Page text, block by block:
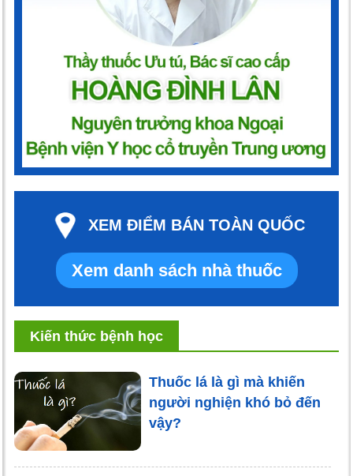
XEM ĐIỂM BÁN TOÀN QUỐC
Xem danh sách nhà thuốc
Kiến thức bệnh học
Thuốc lá là gì mà khiến
người nghiện khó bỏ đến
vậy?